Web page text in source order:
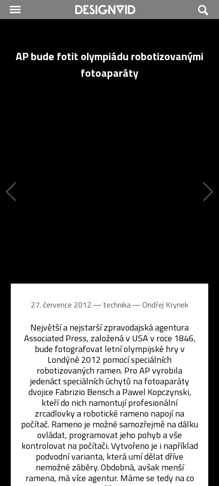
AP bude fotit olympiádu robotizovanými
fotoaparáty
27. července 2012 ― technika ―Ondřej Krynek
Největší a nejstarší zpravodajská agentura
Associated Press, založená v USA v roce 1846,
bude fotografovat letní olympijské hry v
Londýně 2012 pomocí speciálních
robotizovaných ramen. Pro AP vyrobila
jedenáct speciálních úchytů na fotoaparáty
dvojice Fabrizio Bensch a Pawel Kopczynski,
kteří do nich namontují profesionální
zrcadlovky a robotické rameno napojí na
počítač. Rameno je možné samozřejmě na dálku
ovládat, programovat jeho pohyb a vše
kontrolovat na počítači. Vytvořeno je i například
podvodní varianta, která umí dělat dříve
nemožné záběry. Obdobná, avšak menší
ramena, má více agentur. Máme se tedy na co